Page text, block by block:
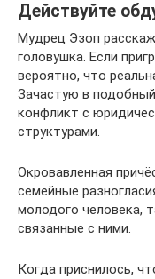
Действуйте
Мудрец Эзоп
головушка. Если
вероятно, что
Зачастую в
конфликт с
структурами.
Окровавленная
семейные
молодого человека,
связанные с ними.
Когда приснилось,